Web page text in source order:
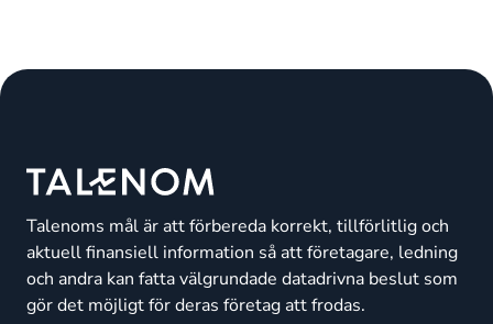
Talenoms mål är att förbereda korrekt, tillförlitlig och
aktuell finansiell information så att företagare, ledning
och andra kan fatta välgrundade datadrivna beslut som
gör det möjligt för deras företag att frodas.